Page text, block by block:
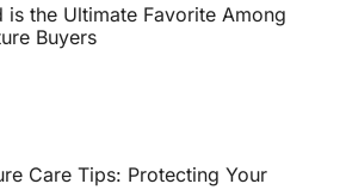
is the Ultimate Favorite Among
Buyers
Care Tips: Protecting Your